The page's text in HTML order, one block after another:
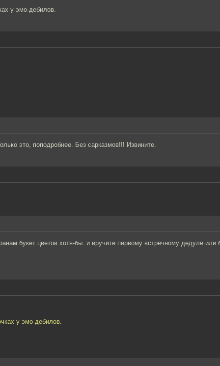
у эмо-дебилов.
это, поподробнее. Без сарказмов!!! Извините.
букет цветов хотя-бы. и вручите первому встречному дедуле или
у эмо-дебилов.